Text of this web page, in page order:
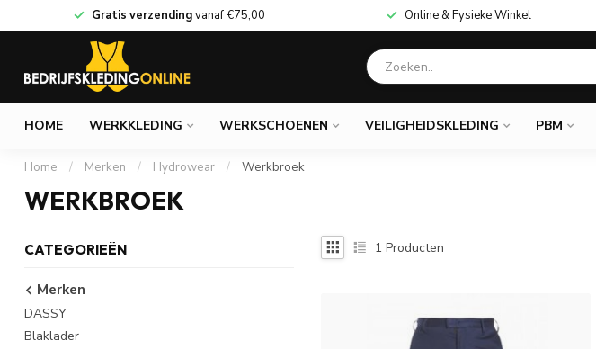
Gratis verzendingvanaf€75,00 Online & Fysieke Winkel
HOME WERKKLEDING WERKSCHOENEN VEILIGHEIDSKLEDING PBM
Home / Merken / Hydrowear / Werkbroek
WERKBROEK
CATEGORIEËN
Merken
DASSY
Blaklader
1 Producten